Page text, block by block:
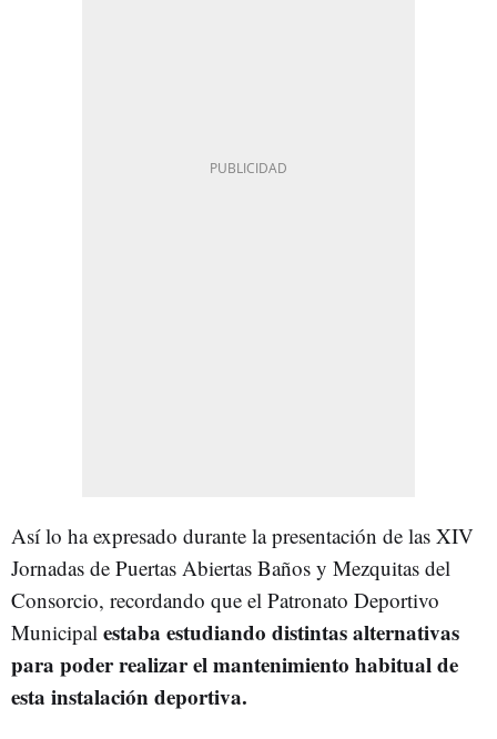
Así lo ha expresado durante la presentación de las XIV
Jornadas de Puertas Abiertas Baños y Mezquitas del
Consorcio, recordando que el Patronato Deportivo
Municipal estaba estudiando distintas alternativas
para poder realizar el mantenimiento habitual de
esta instalación deportiva.